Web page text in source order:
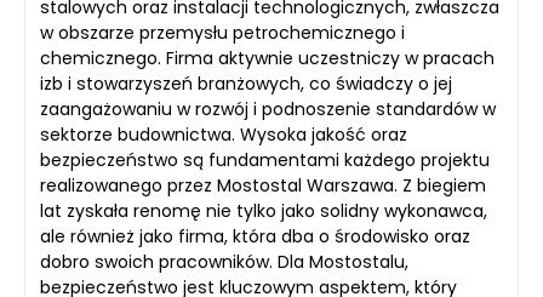
stalowych oraz instalacji technologicznych, zwłaszcza
w obszarze przemysłu petrochemicznego i
chemicznego. Firma aktywnie uczestniczy w pracach
izb i stowarzyszeń branżowych, co świadczy o jej
zaangażowaniu w rozwój i podnoszenie standardów w
sektorze budownictwa. Wysoka jakość oraz
bezpieczeństwo są fundamentami każdego projektu
realizowanego przez Mostostal Warszawa. Z biegiem
lat zyskała renomę nie tylko jako solidny wykonawca,
ale również jako firma, która dba o środowisko oraz
dobro swoich pracowników. Dla Mostostalu,
bezpieczeństwo jest kluczowym aspektem, który